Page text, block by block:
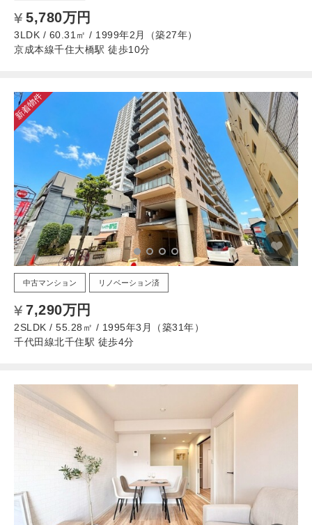
5,780万円
3LDK / 60.31㎡ / 1999年2月（築27年）
京成本線千住大橋駅 徒歩10分
新着物件
中古マンション リノベーション済
7,290万円
2SLDK / 55.28㎡ / 1995年3月（築31年）
千代田線北千住駅 徒歩4分